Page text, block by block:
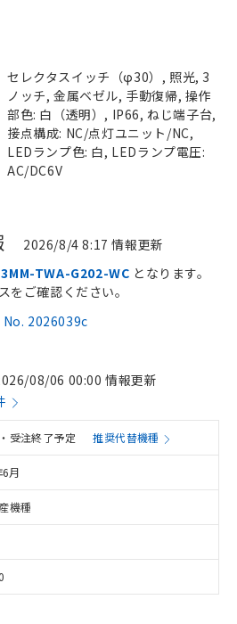
セレクタスイッチ（φ30）, 照光, 3
ノッチ, 金属ベゼル, 手動復帰, 操作
部色: 白（透明）, IP66, ねじ端子台,
接点構成: NC/点灯ユニット/NC,
LEDランプ色: 白, LEDランプ電圧:
AC/DC6V
2026/8/4 8:17 情報更新
No. 2026039c
TWA-G202-WC となります。
をご確認ください。
08/06 00:00 情報更新
受注終了予定 推奨代替機種
月
機種